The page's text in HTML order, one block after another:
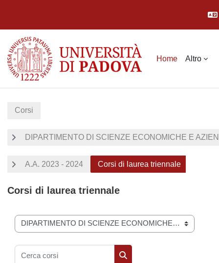
Home Altro
Corsi
DIPARTIMENTO DI SCIENZE ECONOMICHE E
A.A. 2023 - 2024 Corsi di laurea triennale
Corsi di laurea triennale
Categorie di corso
Cerca corsi